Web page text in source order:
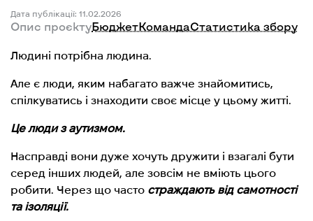
Дата публікації: 11.02.2026
Опис проєктуБюджетКомандаСтатистика збору
Людині потрібна людина.
Але є люди, яким набагато важче знайомитись,
спілкуватись і знаходити своє місце у цьому житті.
Це люди з аутизмом.
Насправді вони дуже хочуть дружити і взагалі бути
серед інших людей, але зовсім не вміють цього
робити. Через що часто страждають від самотності
та ізоляції.